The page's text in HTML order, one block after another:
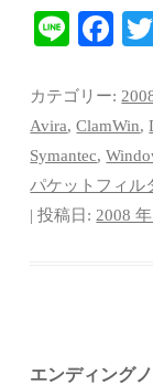
Li
Fa
bo
ok
カテゴリー:
Avira,ClamWin,
Symantec,
パケットフィル
| 投稿日: 2008
エンディング